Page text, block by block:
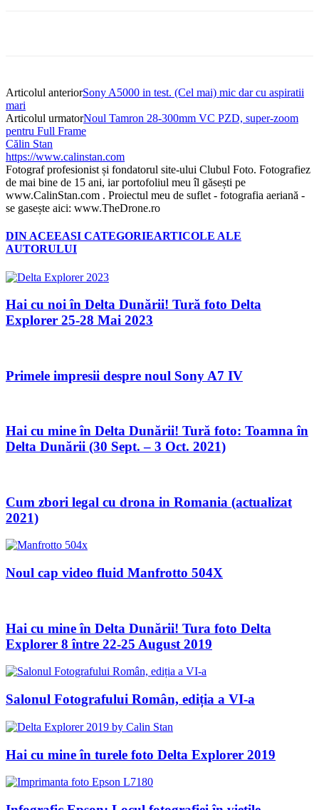
Articolul anteriorSony A5000 in test. (Cel mai) mic dar cu aspiratii
mari
Articolul urmatorNoul Tamron 28-300mm VC PZD, super-zoom
pentru Full Frame
Călin Stan
https://www.calinstan.com
Fotograf profesionist și fondatorul site-ului Clubul Foto. Fotografiez
de mai bine de 15 ani, iar portofoliul meu îl găsești pe
www.CalinStan.com . Proiectul meu de suflet - fotografia aeriană -
se gasește aici: www.TheDrone.ro
DIN ACEEASI CATEGORIEARTICOLE ALE
AUTORULUI
Hai cu noi în Delta Dunării! Tură foto Delta
Explorer 25-28 Mai 2023
Primele impresii despre noul Sony A7 IV
Hai cu mine în Delta Dunării! Tură foto: Toamna în
Delta Dunării (30 Sept. – 3 Oct. 2021)
Cum zbori legal cu drona in Romania (actualizat
2021)
Noul cap video fluid Manfrotto 504X
Hai cu mine în Delta Dunării! Tura foto Delta
Explorer 8 între 22-25 August 2019
Salonul Fotografului Român, ediția a VI-a
Hai cu mine în turele foto Delta Explorer 2019